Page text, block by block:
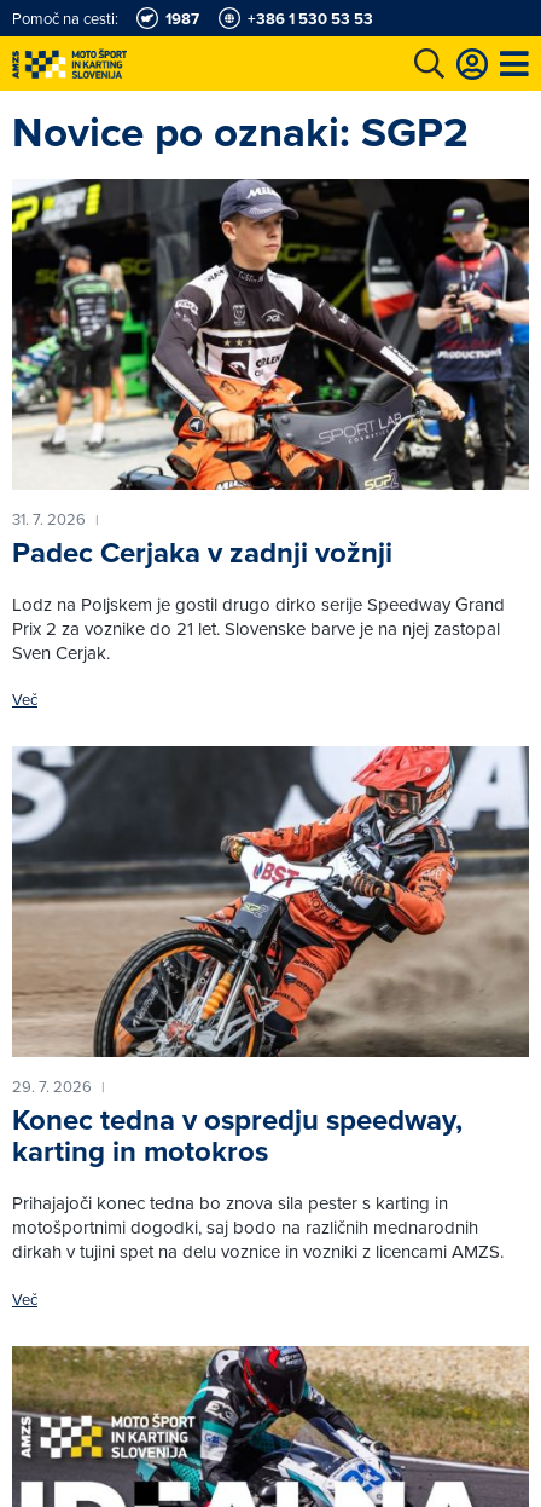
Pomoč na cesti: 1987 +386 1 530 53 53
Karting in motošportni center Najboljši za volanom Moj AMZS
Novice po oznaki: SGP2
31. 7. 2026 |
Padec Cerjaka v zadnji vožnji
Lodz na Poljskem je gostil drugo dirko serije Speedway Grand
Prix 2 za voznike do 21 let. Slovenske barve je na njej zastopal
Sven Cerjak.
Več
29. 7. 2026 |
Konec tedna v ospredju speedway,
karting in motokros
Prihajajoči konec tedna bo znova sila pester s karting in
motošportnimi dogodki, saj bodo na različnih mednarodnih
dirkah v tujini spet na delu voznice in vozniki z licencami AMZS.
Več